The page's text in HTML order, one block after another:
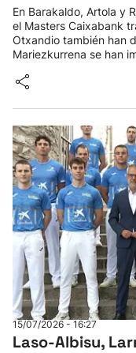
En Barakaldo, Artola y
el Masters Caixabank
Otxandio también han
Mariezkurrena se han
15/07/2026 - 16:27
Laso-Albisu,